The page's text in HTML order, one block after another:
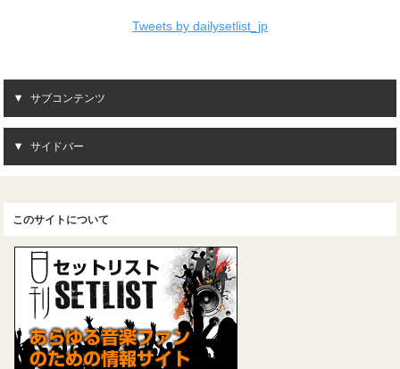
Tweets by dailysetlist_jp
サブコンテンツ
サイドバー
このサイトについて